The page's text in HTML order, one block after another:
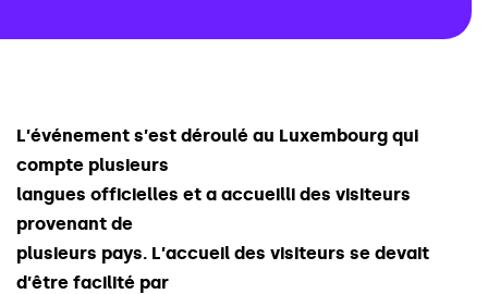
L’événement s’est déroulé au Luxembourg qui
compte plusieurs
langues officielles et a accueilli des visiteurs
provenant de
plusieurs pays. L’accueil des visiteurs se devait
d’être facilité par